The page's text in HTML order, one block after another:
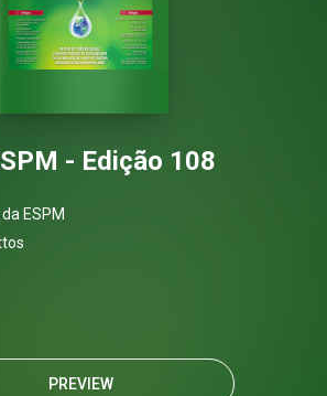
- Edição 108
ESPM
PREVIEW